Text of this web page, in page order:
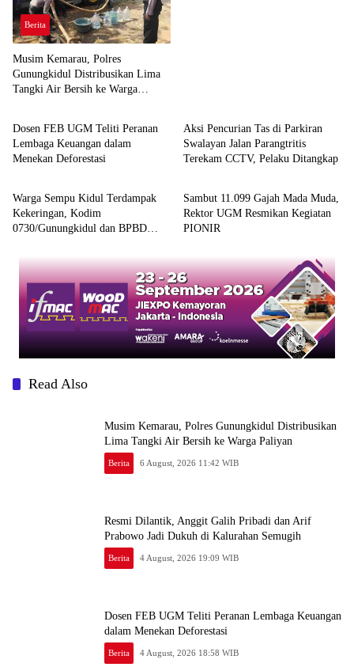
Berita
Musim Kemarau, Polres
Gunungkidul Distribusikan Lima
Tangki Air Bersih ke Warga
Berita
Dosen FEB UGM Teliti Peranan
Lembaga Keuangan dalam
Menekan Deforestasi
Aksi Pencurian Tas di Parkiran
Swalayan Jalan Parangtritis
Terekam CCTV, Pelaku Ditangkap
Berita
Warga Sempu Kidul Terdampak
Kekeringan, Kodim
0730/Gunungkidul dan BPBD
Berita
Sambut 11.099 Gajah Mada Muda,
Rektor UGM Resmikan Kegiatan
PIONIR
Read Also
Musim Kemarau, Polres Gunungkidul Distribusikan
Lima Tangki Air Bersih ke Warga Paliyan
Berita 6 August, 2026 11:42 WIB
Resmi Dilantik, Anggit Galih Pribadi dan Arif
Prabowo Jadi Dukuh di Kalurahan Semugih
Berita 4 August, 2026 19:09 WIB
Dosen FEB UGM Teliti Peranan Lembaga Keuangan
dalam Menekan Deforestasi
Berita 4 August, 2026 18:58 WIB